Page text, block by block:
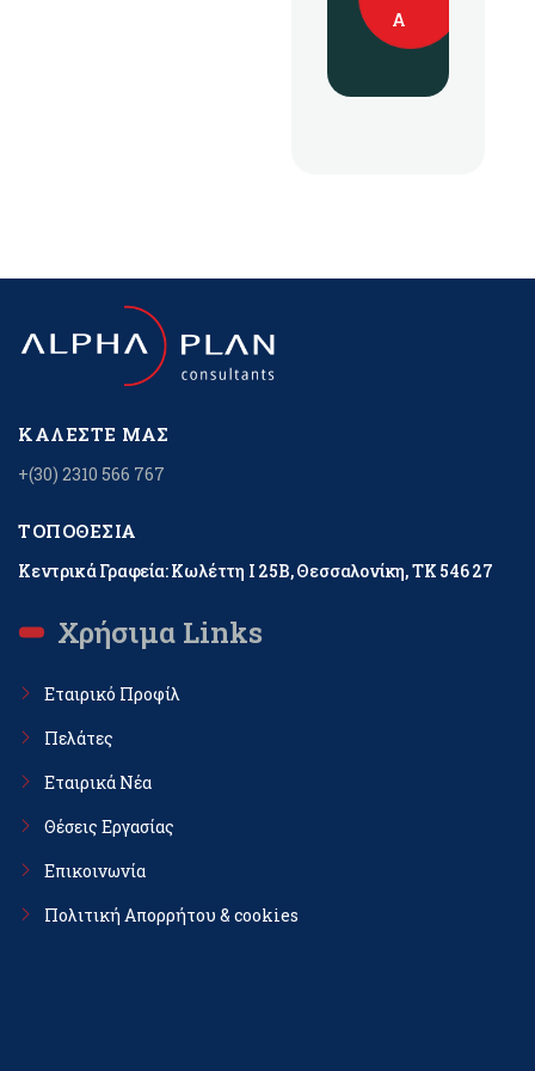
Α
ΚΑΛΈΣΤΕ ΜΑΣ
+(30) 2310 566 767
ΤΟΠΟΘΕΣΊΑ
Κεντρικά Γραφεία: Κωλέττη Ι 25Β, Θεσσαλονίκη, ΤΚ 546 27
Χρήσιμα Links
Εταιρικό Προφίλ
Πελάτες
Εταιρικά Νέα
Θέσεις Εργασίας
Επικοινωνία
Πολιτική Απορρήτου & cookies